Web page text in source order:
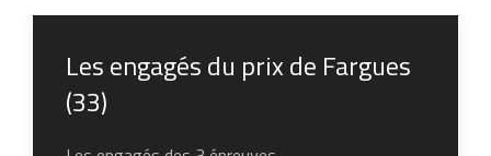
Les engagés du prix de Fargues
(33)